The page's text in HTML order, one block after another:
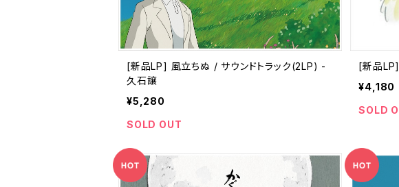
[新品LP] 風立ちぬ / サウンドトラック(2LP) -
久石譲
¥5,280
SOLD OUT
[新品
¥4,180
SOLD